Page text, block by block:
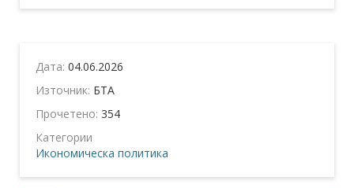
Дата: 04.06.2026
Източник: БТА
Прочетено: 354
Категории
Икономическа политика